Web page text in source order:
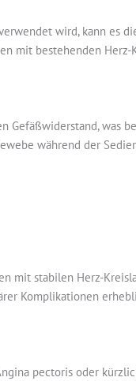
wird, kann es
mit bestehenden Herz-
Gefäßwiderstand,
während der
mit stabilen Herz-
Komplikationen
pectoris oder